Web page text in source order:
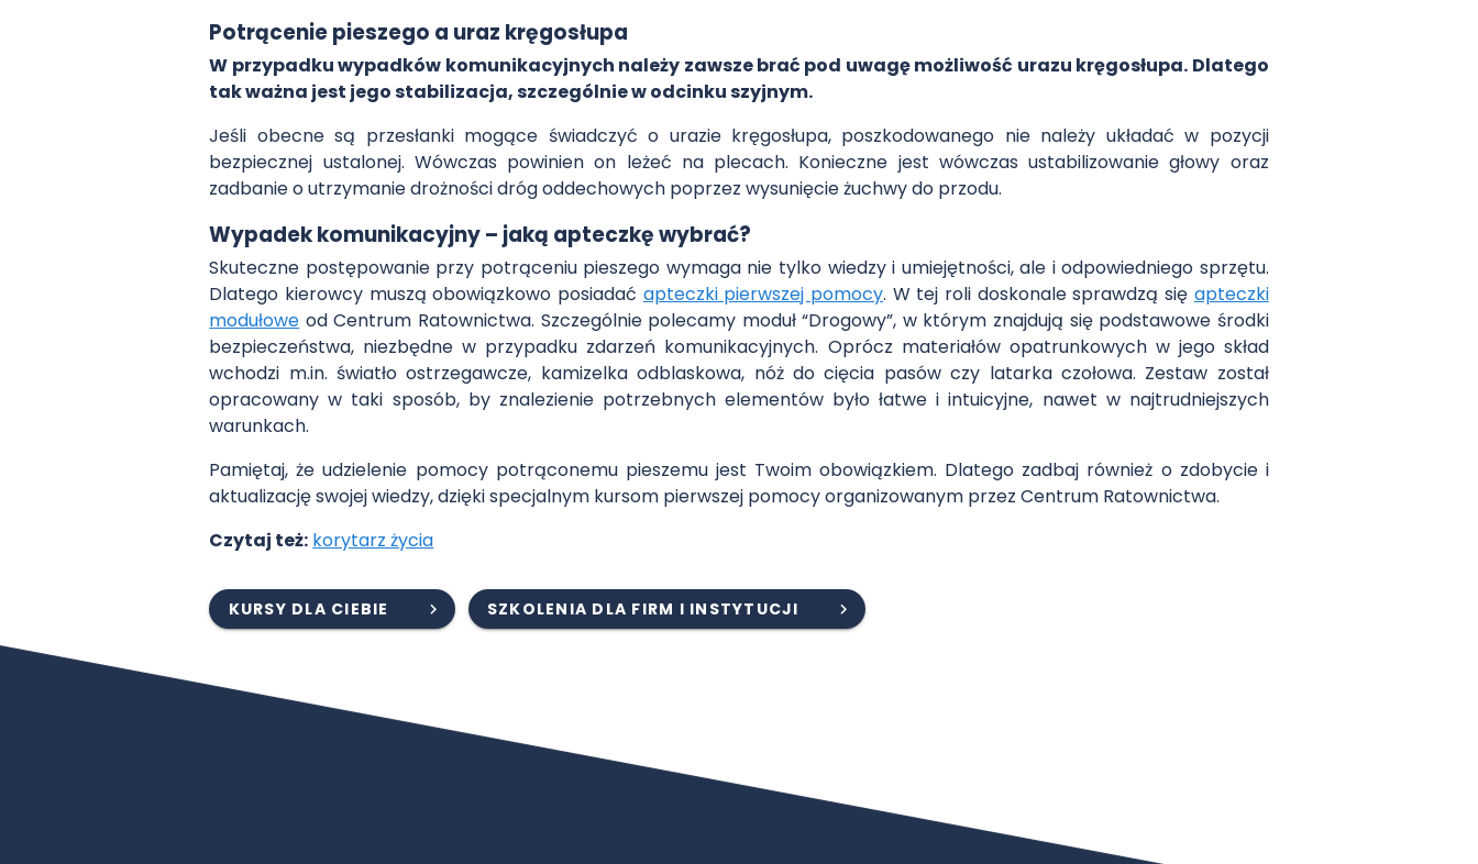
Potrącenie pieszego a uraz kręgosłupa
W przypadku wypadków komunikacyjnych należy zawsze brać pod uwagę możliwość urazu kręgosłupa. Dlatego
tak ważna jest jego stabilizacja, szczególnie w odcinku szyjnym.
Jeśli obecne są przesłanki mogące świadczyć o urazie kręgosłupa, poszkodowanego nie należy układać w pozycji
bezpiecznej ustalonej. Wówczas powinien on leżeć na plecach. Konieczne jest wówczas ustabilizowanie głowy oraz
zadbanie o utrzymanie drożności dróg oddechowych poprzez wysunięcie żuchwy do przodu.
Wypadek komunikacyjny – jaką apteczkę wybrać?
Skuteczne postępowanie przy potrąceniu pieszego wymaga nie tylko wiedzy i umiejętności, ale i odpowiedniego sprzętu.
Dlatego kierowcy muszą obowiązkowo posiadać apteczki pierwszej pomocy. W tej roli doskonale sprawdzą się apteczki
modułowe od Centrum Ratownictwa. Szczególnie polecamy moduł “Drogowy”, w którym znajdują się podstawowe środki
bezpieczeństwa, niezbędne w przypadku zdarzeń komunikacyjnych. Oprócz materiałów opatrunkowych w jego skład
wchodzi m.in. światło ostrzegawcze, kamizelka odblaskowa, nóż do cięcia pasów czy latarka czołowa. Zestaw został
opracowany w taki sposób, by znalezienie potrzebnych elementów było łatwe i intuicyjne, nawet w najtrudniejszych
warunkach.
Pamiętaj, że udzielenie pomocy potrąconemu pieszemu jest Twoim obowiązkiem. Dlatego zadbaj również o zdobycie i
aktualizację swojej wiedzy, dzięki specjalnym kursom pierwszej pomocy organizowanym przez Centrum Ratownictwa.
Czytaj też: korytarz życia
KURSY DLA CIEBIE SZKOLENIA DLA FIRM I INSTYTUCJI